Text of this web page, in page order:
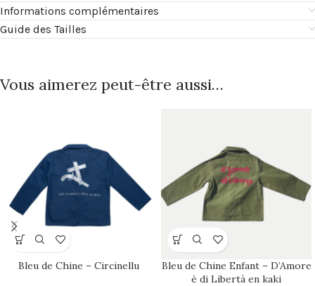
Informations complémentaires
Guide des Tailles
Vous aimerez peut-être aussi…
Bleu de Chine – Circinellu
Bleu de Chine Enfant – D’Amore
è di Libertà en kaki